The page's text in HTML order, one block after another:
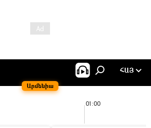
Արմենիա
ՀԱՅ
01:00